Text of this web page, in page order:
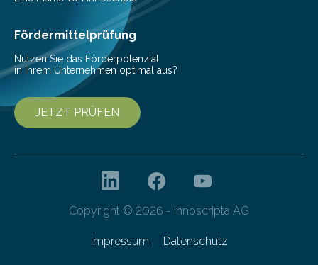
Fördermittelprüfung
Nutzen Sie das Förderpotenzial
in Ihrem Unternehmen optimal aus?
JETZT PRÜFEN
Copyright © 2026 - innoscripta AG
Impressum Datenschutz